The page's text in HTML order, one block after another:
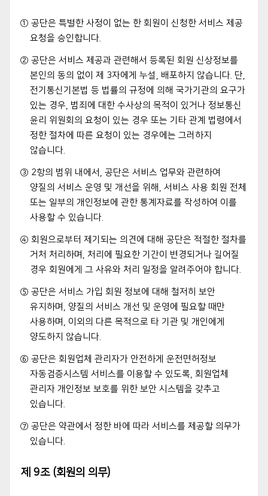
① 공단은 특별한 사정이 없는 한 회원이 신청한 서비스 제공
요청을 승인합니다.
② 공단은 서비스 제공과 관련해서 등록된 회원 신상정보를
본인의 동의 없이 제 3자에게 누설, 배포하지 않습니다. 단,
전기통신기본법 등 법률의 규정에 의해 국가기관의 요구가
있는 경우, 범죄에 대한 수사상의 목적이 있거나 정보통신
윤리 위원회의 요청이 있는 경우 또는 기타 관계 법령에서
정한 절차에 따른 요청이 있는 경우에는 그러하지
않습니다.
③ 2항의 범위 내에서, 공단은 서비스 업무와 관련하여
양질의 서비스 운영 및 개선을 위해, 서비스 사용 회원 전체
또는 일부의 개인정보에 관한 통계자료를 작성하여 이를
사용할 수 있습니다.
④ 회원으로부터 제기되는 의견에 대해 공단은 적절한 절차를
거처 처리하며, 처리에 필요한 기간이 변경되거나 길어질
경우 회원에게 그 사유와 처리 일정을 알려주어야 합니다.
⑤ 공단은 서비스 가입 회원 정보에 대해 철저히 보안
유지하며, 양질의 서비스 개선 및 운영에 필요할 때만
사용하며, 이외의 다른 목적으로 타 기관 및 개인에게
양도하지 않습니다.
⑥ 공단은 회원업체 관리자가 안전하게 운전면허정보
자동검증시스템 서비스를 이용할 수 있도록, 회원업체
관리자 개인정보 보호를 위한 보안 시스템을 갖추고
있습니다.
⑦ 공단은 약관에서 정한 바에 따라 서비스를 제공할 의무가
있습니다.
제 9조 (회원의 의무)